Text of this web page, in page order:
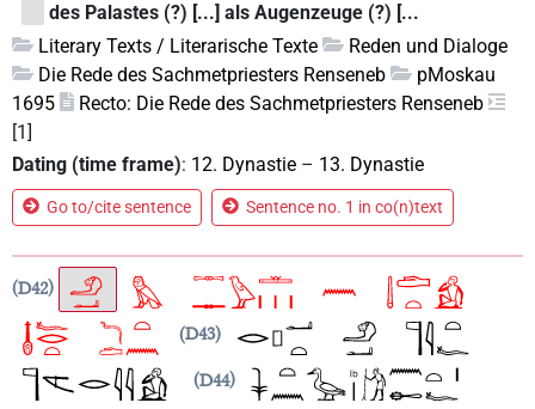
des Palastes (?) [...] als Augenzeuge (?) [...
Literary Texts / Literarische Texte
Reden und Dialoge
Die Rede des Sachmetpriesters Renseneb
pMoskau
1695
Recto: Die Rede des Sachmetpriesters Renseneb
[1]
Dating (time frame): 12. Dynastie – 13. Dynastie
Go to/cite sentence Sentence no. 1 in co(n)text
D42
D43
D44